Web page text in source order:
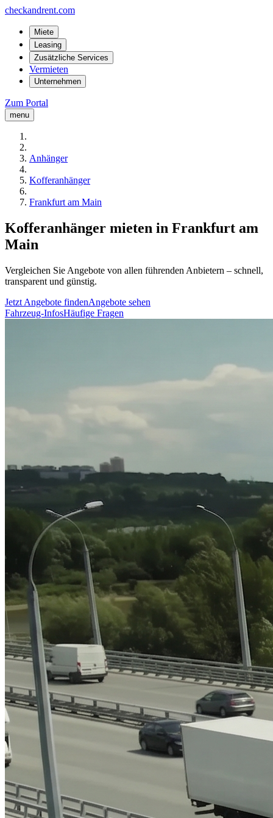
checkandrent.com
Miete
Leasing
Zusätzliche Services
Vermieten
Unternehmen
Zum Portal
menu
Anhänger
Kofferanhänger
Frankfurt am Main
Kofferanhänger mieten in Frankfurt am
Main
Vergleichen Sie Angebote von allen führenden Anbietern – schnell,
transparent und günstig.
Jetzt Angebote findenAngebote sehen
Fahrzeug-InfosHäufige Fragen